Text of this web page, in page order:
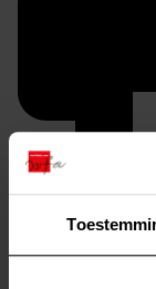
Printen